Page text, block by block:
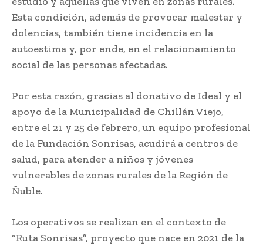
Esta condición, además de provocar malestar y
dolencias, también tiene incidencia en la
autoestima y, por ende, en el relacionamiento
social de las personas afectadas.
Por esta razón, gracias al donativo de Ideal y el
apoyo de la Municipalidad de Chillán Viejo,
entre el 21 y 25 de febrero, un equipo profesional
de la Fundación Sonrisas, acudirá a centros de
salud, para atender a niños y jóvenes
vulnerables de zonas rurales de la Región de
Ñuble.
Los operativos se realizan en el contexto de
“Ruta Sonrisas”, proyecto que nace en 2021 de la